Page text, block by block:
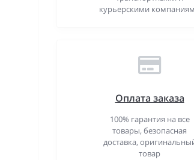
курьерскими
Оплата заказа
100% гарантия на все
товары, безопасная
доставка,
товар